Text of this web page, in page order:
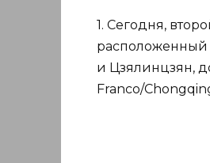
1. Сегодня,
расположенный
и Цзялинцзян,
Franco/